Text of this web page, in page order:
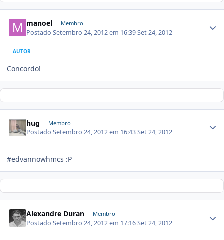
manoel Membro
PostadoSetembro 24, 2012 em 16:39Set 24, 2012
AUTOR
Concordo!
hug Membro
PostadoSetembro 24, 2012 em 16:43Set 24, 2012
#edvannowhmcs :P
Alexandre Duran Membro
PostadoSetembro 24, 2012 em 17:16Set 24, 2012